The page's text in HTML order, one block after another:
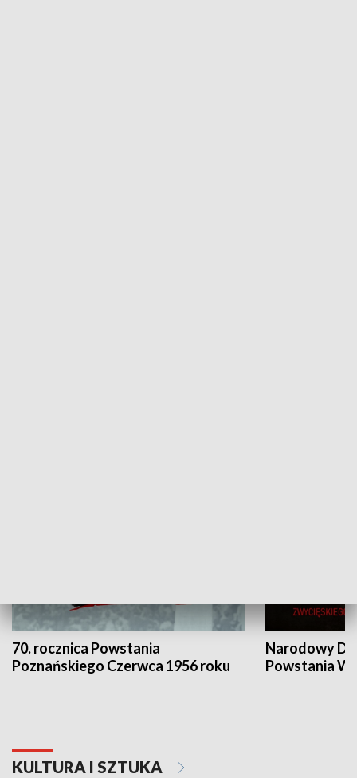
70. rocznica Powstania
Poznańskiego Czerwca 1956 roku
Narodowy
Powstania
KULTURA I SZTUKA